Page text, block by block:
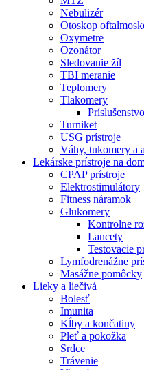
Nebulizér
Otoskop
Oxymetre
Ozonátor
Sledovanie žíl
TBI meranie
Teplomery
Tlakomery
Turniket
USG prístroje
Váhy, tukomery a
Lekárske prístroje na
CPAP prístroje
Elektrostimulátory
Fitness náramok
Glukomery
Kontrolne
Lancety
Testovacie
Lymfodrenážne
Masážne pomôcky
Lieky a liečivá
Bolesť
Imunita
Kĺby a končatiny
Pleť a pokožka
Srdce
Trávenie